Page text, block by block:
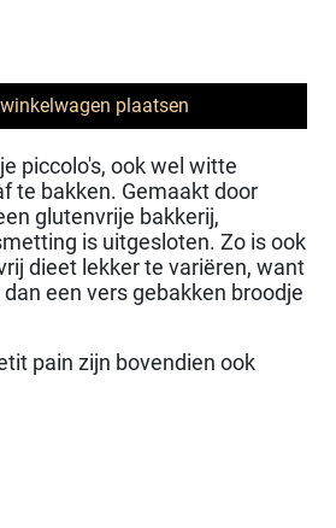
plaatsen
piccolo's, ook wel witte
te bakken. Gemaakt door
glutenvrije bakkerij,
is uitgesloten. Zo is ook
dieet lekker te variëren, want
een vers gebakken broodje
pain zijn bovendien ook